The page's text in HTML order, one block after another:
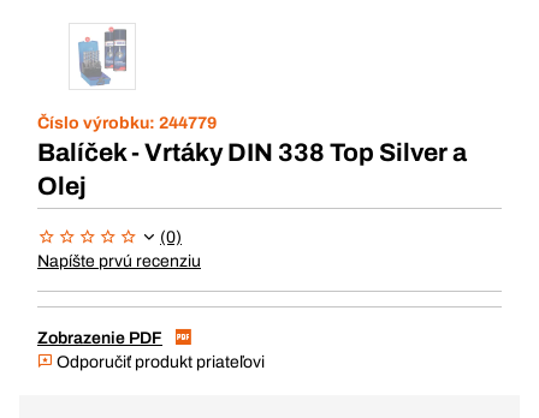
Číslo výrobku: 244779
Balíček - Vrtáky DIN 338 Top Silver a
Olej
(0)
Napíšte prvú recenziu
Zobrazenie PDF
Odporučiť produkt priateľovi